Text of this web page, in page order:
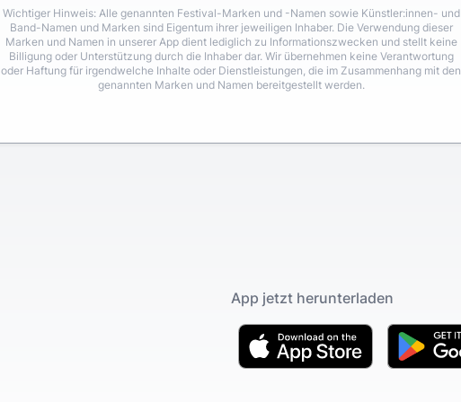
Wichtiger Hinweis: Alle genannten Festival-Marken und -Namen sowie Künstler:innen- und
Band-Namen und Marken sind Eigentum ihrer jeweiligen Inhaber. Die Verwendung dieser
Marken und Namen in unserer App dient lediglich zu Informationszwecken und stellt keine
Billigung oder Unterstützung durch die Inhaber dar. Wir übernehmen keine Verantwortung
oder Haftung für irgendwelche Inhalte oder Dienstleistungen, die im Zusammenhang mit den
genannten Marken und Namen bereitgestellt werden.
App jetzt herunterladen